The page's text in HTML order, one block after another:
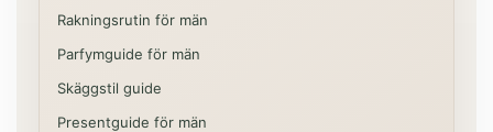
Rakningsrutin för män
Parfymguide för män
Skäggstil guide
Presentguide för män